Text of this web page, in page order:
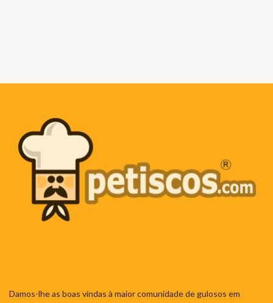
Damos-lhe as boas vindas à maior comunidade de gulosos em